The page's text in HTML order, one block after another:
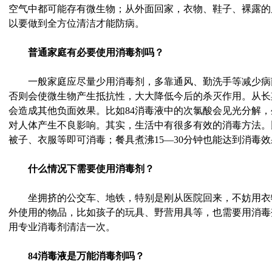
空气中都可能存有微生物；从外面回家，衣物、鞋子、裸露
以要做到全方位清洁才能防病。
普通家庭有必要使用消毒剂吗？
一般家庭应尽量少用消毒剂，多靠通风、勤洗手等减少病
否则会使微生物产生抵抗性，大大降低今后的杀灭作用。从
会造成其他负面效果。比如84消毒液中的次氯酸会见光分解
对人体产生不良影响。其实，生活中有很多有效的消毒方法
被子、衣服等即可消毒；餐具煮沸15—30分钟也能达到消毒
什么情况下需要使用消毒剂？
坐拥挤的公交车、地铁，特别是刚从医院回来，不妨用衣
外使用的物品，比如孩子的玩具、野营用具等，也需要用消
用专业消毒剂清洁一次。
84消毒液是万能消毒剂吗？